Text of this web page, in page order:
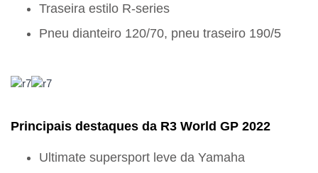
Traseira estilo R-series
Pneu dianteiro 120/70, pneu traseiro 190/5
Principais destaques da R3 World GP 2022
Ultimate supersport leve da Yamaha